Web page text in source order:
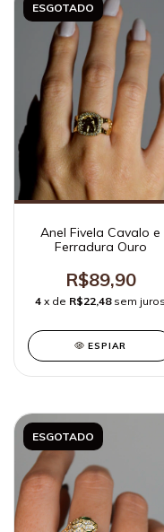
ESGOTADO
Anel Fivela Cavalo e
Ferradura Ouro
R$89,90
4 x de R$22,48 sem juros
ESPIAR
ESGOTADO